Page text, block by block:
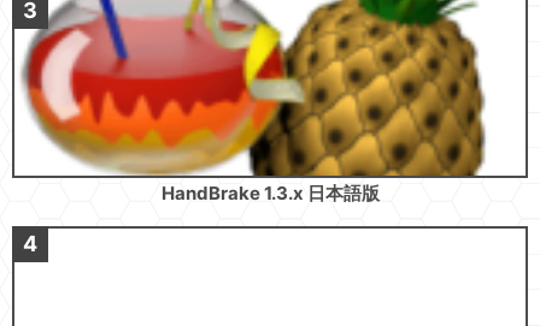
HandBrake 1.3.x 日本語版